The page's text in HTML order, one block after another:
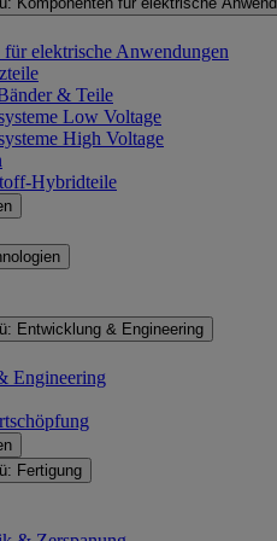
elektrische Anwendungen
& Teile
Low Voltage
High Voltage
Hybridteile
Entwicklung & Engineering
Engineering
Fertigung